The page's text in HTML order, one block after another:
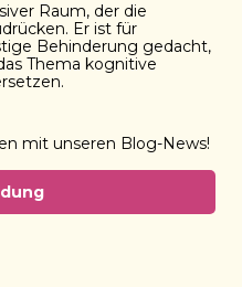
Raum, der die
Er ist für
Behinderung gedacht,
Thema kognitive
mit unseren Blog-News!